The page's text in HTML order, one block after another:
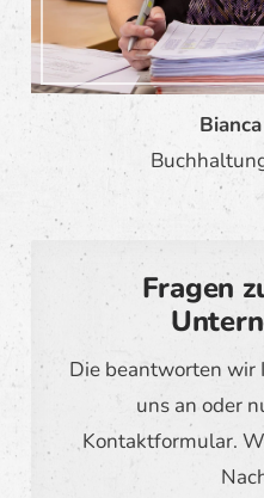
Fragen
Die beantworten wir
uns an oder
Kontaktformular.